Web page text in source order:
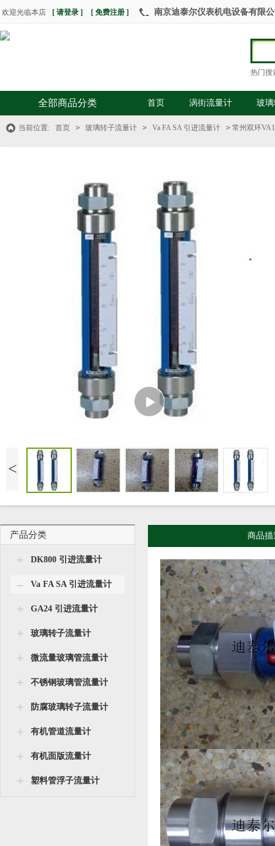
欢迎光临本店 [ 请登录 ] [ 免费注册 ] 南京迪泰尔仪表机电设备有限
热门搜
全部商品分类 首页 涡街流量计 玻
当前位置: 首页 > 玻璃转子流量计 > Va FA SA 引进流量计 > 常州双环
<
产品分类
DK800 引进流量计
Va FA SA 引进流量计
GA24 引进流量计
玻璃转子流量计
微流量玻璃管流量计
不锈钢玻璃管流量计
防腐玻璃转子流量计
有机管道流量计
有机面版流量计
塑料管浮子流量计
商品描